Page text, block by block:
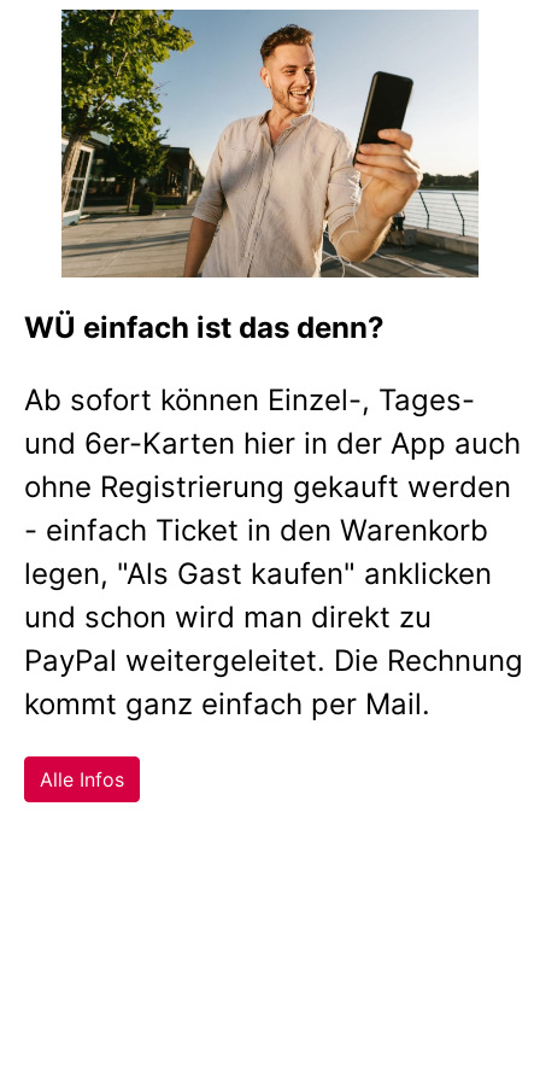
WÜ einfach ist das denn?
Ab sofort können Einzel-, Tages-
und 6er-Karten hier in der App auch
ohne Registrierung gekauft werden
- einfach Ticket in den Warenkorb
legen, "Als Gast kaufen" anklicken
und schon wird man direkt zu
PayPal weitergeleitet. Die Rechnung
kommt ganz einfach per Mail.
Alle Infos